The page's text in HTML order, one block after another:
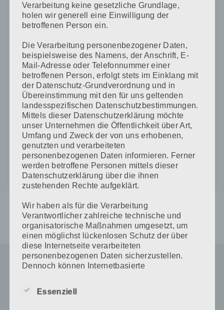
für meinen nächsten Kommentar speichern.
CAPTCHA Code
*
Verarbeitung keine gesetzliche Grundlage,
holen wir generell eine Einwilligung der
betroffenen Person ein.
Die Verarbeitung personenbezogener Daten,
beispielsweise des Namens, der Anschrift, E-
Mail-Adresse oder Telefonnummer einer
betroffenen Person, erfolgt stets im Einklang mit
der Datenschutz-Grundverordnung und in
Übereinstimmung mit den für uns geltenden
landesspezifischen Datenschutzbestimmungen.
Mittels dieser Datenschutzerklärung möchte
unser Unternehmen die Öffentlichkeit über Art,
Umfang und Zweck der von uns erhobenen,
genutzten und verarbeiteten
personenbezogenen Daten informieren. Ferner
werden betroffene Personen mittels dieser
Datenschutzerklärung über die ihnen
zustehenden Rechte aufgeklärt.
Wir haben als für die Verarbeitung
Verantwortlicher zahlreiche technische und
organisatorische Maßnahmen umgesetzt, um
einen möglichst lückenlosen Schutz der über
diese Internetseite verarbeiteten
personenbezogenen Daten sicherzustellen.
Dennoch können Internetbasierte
absoluter Schutz nicht gewährleistet werden
Essenziell